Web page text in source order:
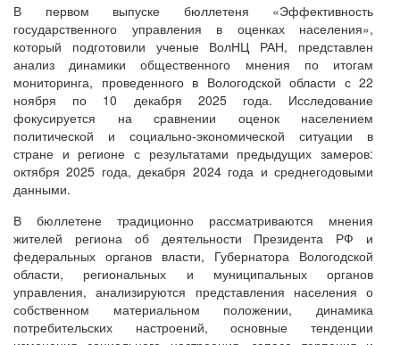
В первом выпуске бюллетеня «Эффективность
государственного управления в оценках населения»,
который подготовили ученые ВолНЦ РАН, представлен
анализ динамики общественного мнения по итогам
мониторинга, проведенного в Вологодской области с 22
ноября по 10 декабря 2025 года. Исследование
фокусируется на сравнении оценок населением
политической и социально-экономической ситуации в
стране и регионе с результатами предыдущих замеров:
октября 2025 года, декабря 2024 года и среднегодовыми
данными.
В бюллетене традиционно рассматриваются мнения
жителей региона об деятельности Президента РФ и
федеральных органов власти, Губернатора Вологодской
области, региональных и муниципальных органов
управления, анализируются представления населения о
собственном материальном положении, динамика
потребительских настроений, основные тенденции